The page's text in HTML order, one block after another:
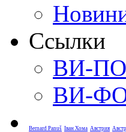
Ссылки
ВИ-
ВИ-
Bernard Panuš Іван Хома Австрия